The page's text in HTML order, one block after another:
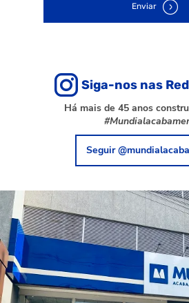
Enviar
Siga-nos nas
Há mais de 45 anos
Seguir